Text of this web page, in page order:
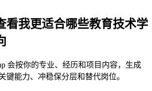
看我更适合哪些教育技术学
会按你的专业、经历和项目内容，生成
键能力、冲稳保分层和替代岗位。